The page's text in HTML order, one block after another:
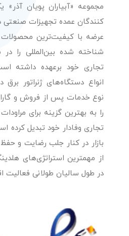
مجموعه «آبیاران پویان آذر»
کنندگان عمده تجهیزات
عرضه با کیفیت‌ترین محصولات
تجاری خود برعهده داشته
انواع دستگاه‌های ژنراتور برق
نوع خدمات پس از فروش و
را به بهترین گزینه برای
تجاری وفادار خود تبدیل کرده
بازار در کنار جلب رضایت و
از مهمترین استراتژی‌های
در طول سالیان طولانی